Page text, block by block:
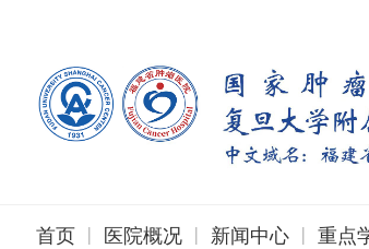
首页 | 医院概况 | 新闻中心 | 重点